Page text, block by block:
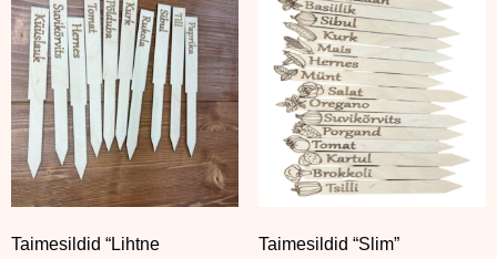
Taimesildid “Lihtne Taimesildid “Slim”